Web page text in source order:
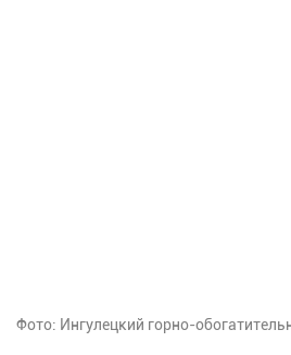
Фото: Ингулецкий горно-